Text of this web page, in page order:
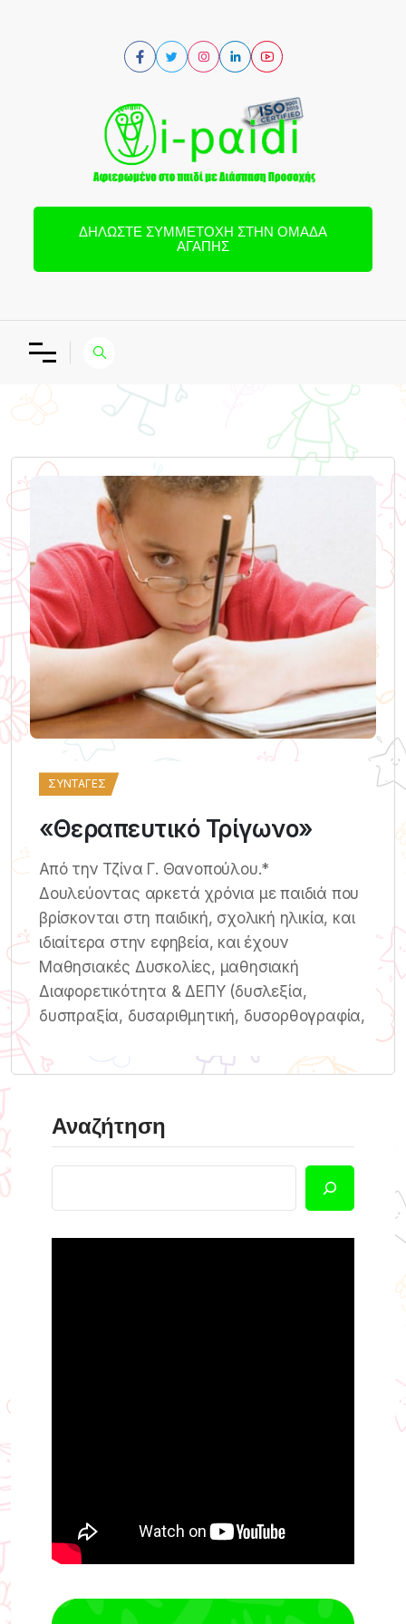
ΔΗΛΏΣΤΕ ΣΥΜΜΕΤΟΧΉ ΣΤΗΝ ΟΜΆΔΑ
ΑΓΆΠΗΣ
ΣΥΝΤΑΓΈΣ
«Θεραπευτικό Τρίγωνο»
Από την Τζίνα Γ. Θανοπούλου.*
Δουλεύοντας αρκετά χρόνια με παιδιά που
βρίσκονται στη παιδική, σχολική ηλικία, και
ιδιαίτερα στην εφηβεία, και έχουν
Μαθησιακές Δυσκολίες, μαθησιακή
Διαφορετικότητα & ΔΕΠΥ (δυσλεξία,
δυσπραξία, δυσαριθμητική, δυσορθογραφία,
Αναζήτηση